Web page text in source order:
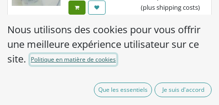
(plus shipping costs)
MicroPelletRT Bacillus
cereus ATCC® 10876™
(plus shipping costs)
Nous utilisons des cookies pour vous offrir
une meilleure expérience utilisateur sur ce
site.
Politique en matière de cookies
Que les essentiels Je suis d'accord